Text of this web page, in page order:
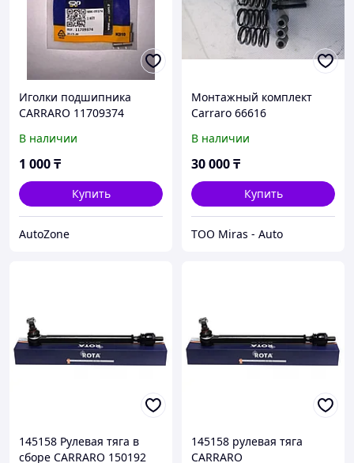
Иголки подшипника
CARRARO 11709374
В наличии
1 000₸
Купить
AutoZone
Монтажный комплект
Carraro 66616
В наличии
30 000₸
Купить
TOO Miras - Auto
145158 Рулевая тяга в
сборе CARRARO 150192
145158 рулевая тяга
CARRARO